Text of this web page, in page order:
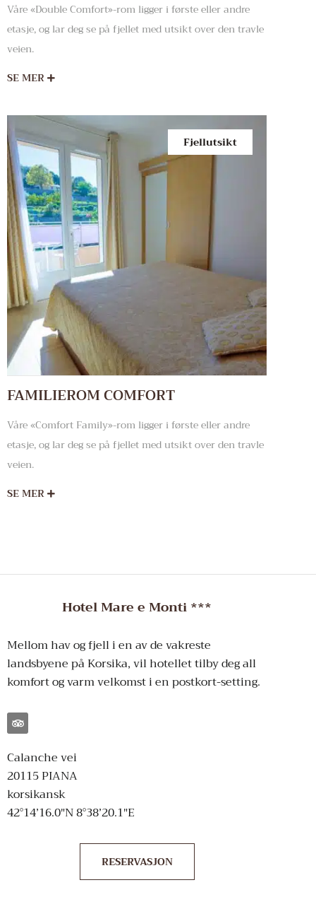
Våre «Double Comfort»-rom ligger i første eller andre
etasje, og lar deg se på fjellet med utsikt over den travle
veien.
SE MER
Fjellutsikt
FAMILIEROM COMFORT
Våre «Comfort Family»-rom ligger i første eller andre
etasje, og lar deg se på fjellet med utsikt over den travle
veien.
SE MER
Hotel Mare e Monti ***
Mellom hav og fjell i en av de vakreste
landsbyene på Korsika, vil hotellet tilby deg all
komfort og varm velkomst i en postkort-setting.
Calanche vei
20115 PIANA
korsikansk
42°14’16.0″N 8°38’20.1″E
RESERVASJON